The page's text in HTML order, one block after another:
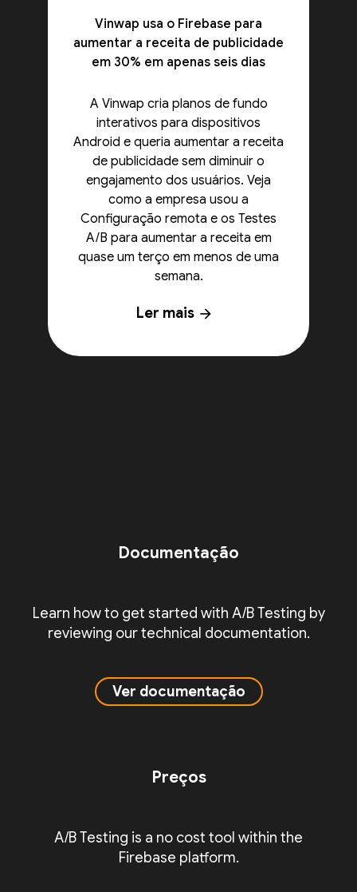
Vinwap usa o Firebase para
aumentar a receita de publicidade
em 30% em apenas seis dias
A Vinwap cria planos de fundo
interativos para dispositivos
Android e queria aumentar a receita
de publicidade sem diminuir o
engajamento dos usuários. Veja
como a empresa usou a
Configuração remota e os Testes
A/B para aumentar a receita em
quase um terço em menos de uma
semana.
Ler mais arrow_forward
Documentação
Learn how to get started with A/B Testing by
reviewing our technical documentation.
Ver documentação
Preços
A/B Testing is a no cost tool within the
Firebase platform.